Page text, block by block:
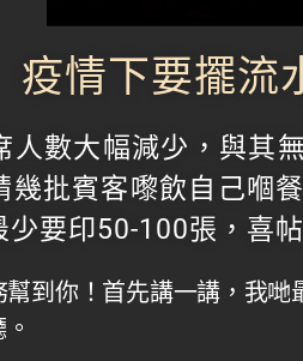
疫情下要擺流
人數大幅減少，與其
幾批賓客嚟飲自己嗰
要印50-100張，喜
到你！ 首先講一講，我哋